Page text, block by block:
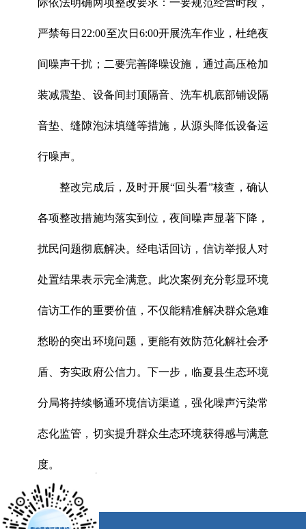
际依法明确两项整改要求：一要规范经营时段，
严禁每日22:00至次日6:00开展洗车作业，杜绝夜
间噪声干扰；二要完善降噪设施，通过高压枪加
装减震垫、设备间封顶隔音、洗车机底部铺设隔
音垫、缝隙泡沫填缝等措施，从源头降低设备运
行噪声。
整改完成后，及时开展“回头看”核查，确认
各项整改措施均落实到位，夜间噪声显著下降，
扰民问题彻底解决。经电话回访，信访举报人对
处置结果表示完全满意。此次案例充分彰显环境
信访工作的重要价值，不仅能精准解决群众急难
愁盼的突出环境问题，更能有效防范化解社会矛
盾、夯实政府公信力。下一步，临夏县生态环境
分局将持续畅通环境信访渠道，强化噪声污染常
态化监管，切实提升群众生态环境获得感与满意
度。
x